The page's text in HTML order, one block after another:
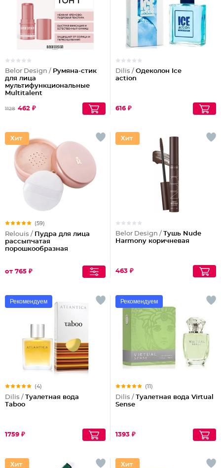
Belor Design / Румяна-стик
для лица
мультифункциональные
Multitalent
1128 462 ₽
Dilis / Одеколон Ice
action
616 ₽
(59)
Relouis / Пудра для лица
рассыпчатая
порошкообразная
от 765 ₽
Belor Design / Тушь Nude
Harmony коричневая
463 ₽
Рекомендуем
(4)
Dilis / Туалетная вода
Taboo
1759 ₽
Рекомендуем
(11)
Dilis / Туалетная вода Virtual
Sense
1393 ₽